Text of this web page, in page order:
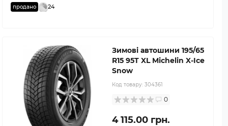
продано 24
Зимові автошини 195/65
R15 95T XL Michelin X-Ice
Snow
Код товару: 304361
0
4 115.00 грн.